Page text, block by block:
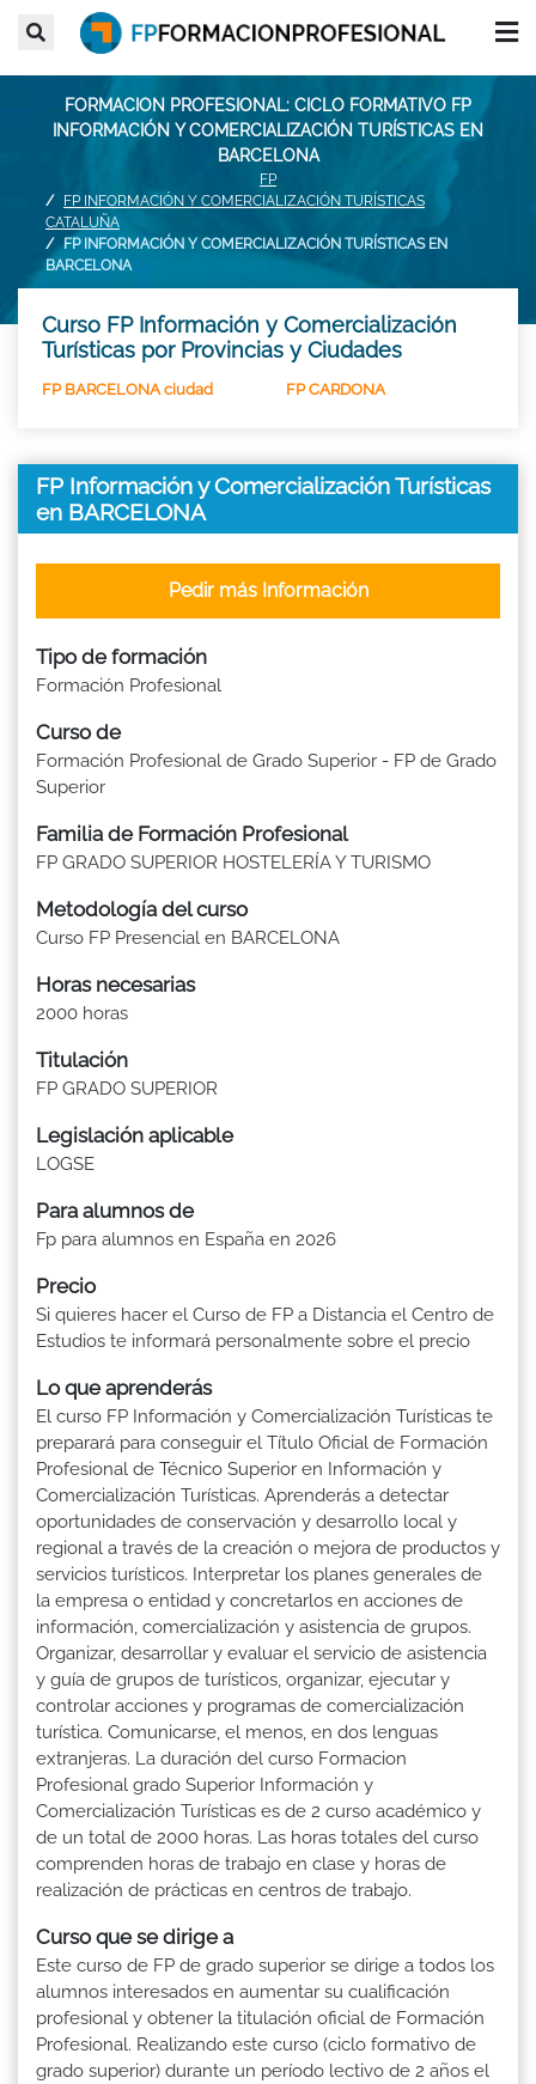
FORMACION PROFESIONAL: CICLO FORMATIVO FP
INFORMACIÓN Y COMERCIALIZACIÓN TURÍSTICAS EN
BARCELONA
FP
FP INFORMACIÓN Y COMERCIALIZACIÓN TURÍSTICAS
CATALUÑA
FP INFORMACIÓN Y COMERCIALIZACIÓN TURÍSTICAS EN
BARCELONA
Curso FP Información y Comercialización
Turísticas por Provincias y Ciudades
FP BARCELONA ciudad FP CARDONA
FP Información y Comercialización Turísticas
en BARCELONA
Tipo de formación
Formación Profesional
Curso de
Formación Profesional de Grado Superior - FP de Grado
Superior
Familia de Formación Profesional
FP GRADO SUPERIOR HOSTELERÍA Y TURISMO
Metodología del curso
Curso FP Presencial en BARCELONA
Horas necesarias
2000 horas
Titulación
FP GRADO SUPERIOR
Legislación aplicable
LOGSE
Para alumnos de
Fp para alumnos en España en 2026
Precio
Si quieres hacer el Curso de FP a Distancia el Centro de
Estudios te informará personalmente sobre el precio
Pedir más Información
Lo que aprenderás
El curso FP Información y Comercialización Turísticas te
preparará para conseguir el Título Oficial de Formación
Profesional de Técnico Superior en Información y
Comercialización Turísticas. Aprenderás a detectar
oportunidades de conservación y desarrollo local y
regional a través de la creación o mejora de productos y
servicios turísticos. Interpretar los planes generales de
la empresa o entidad y concretarlos en acciones de
información, comercialización y asistencia de grupos.
Organizar, desarrollar y evaluar el servicio de asistencia
y guía de grupos de turísticos, organizar, ejecutar y
controlar acciones y programas de comercialización
turística. Comunicarse, el menos, en dos lenguas
extranjeras. La duración del curso Formacion
Profesional grado Superior Información y
Comercialización Turísticas es de 2 curso académico y
de un total de 2000 horas. Las horas totales del curso
comprenden horas de trabajo en clase y horas de
realización de prácticas en centros de trabajo.
Curso que se dirige a
Este curso de FP de grado superior se dirige a todos los
alumnos interesados en aumentar su cualificación
profesional y obtener la titulación oficial de Formación
Profesional. Realizando este curso (ciclo formativo de
grado superior) durante un período lectivo de 2 años el